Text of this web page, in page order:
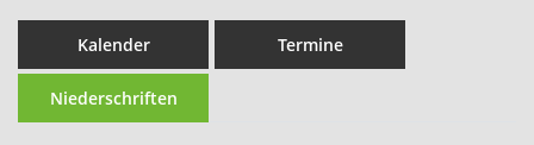
Kalender Termine
Niederschriften